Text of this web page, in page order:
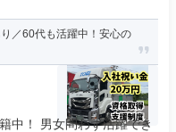
／60代も活躍中！安心の
中！ 男女問わず活躍でき